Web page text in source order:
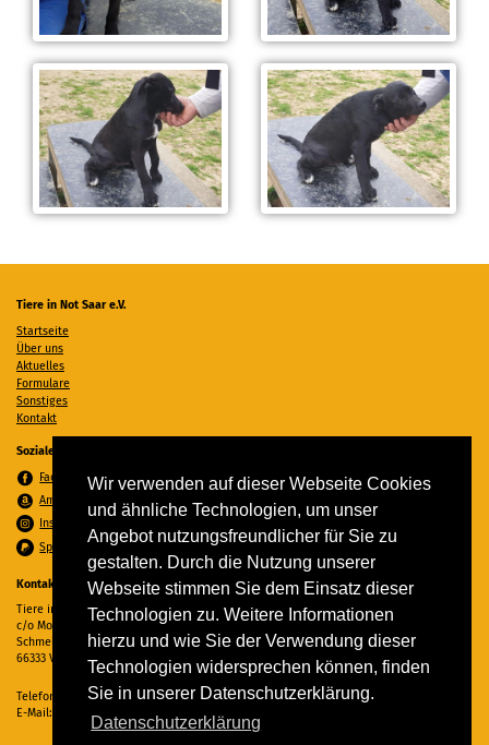
Wir verwenden auf dieser Webseite Cookies
und ähnliche Technologien, um unser
Angebot nutzungsfreundlicher für Sie zu
gestalten. Durch die Nutzung unserer
Webseite stimmen Sie dem Einsatz dieser
Technologien zu. Weitere Informationen
hierzu und wie Sie der Verwendung dieser
Technologien widersprechen können, finden
Sie in unserer Datenschutzerklärung.
Datenschutzerklärung
Tiere in Not Saar e.V.
Startseite
Über uns
Aktuelles
Formulare
Sonstiges
Kontakt
Soziale Medien
Facebook
Amazon Wunschzettel
Instagram
Spenden per PayPal
Kontakt
Tiere in Not Saar e.V.
c/o Monika Ewen
Schmelzer Straße 22
66333 Völklingen
Telefon:
06898 294862
E-Mail:
info@tiere-in-not-saar.de